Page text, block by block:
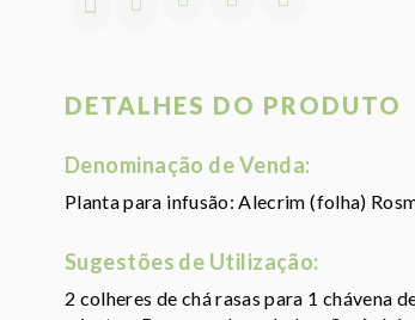
DETALHES DO PRODUTO
Denominação de Venda:
Planta para infusão: Alecrim (folha)
Sugestões de Utilização:
2 colheres de chá rasas para 1 chávena